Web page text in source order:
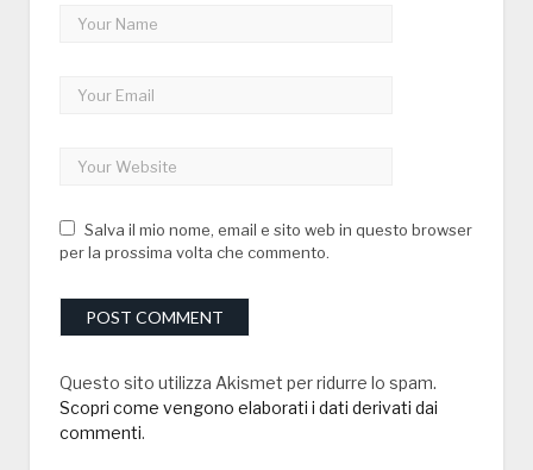
Salva il mio nome, email e sito web in questo browser
per la prossima volta che commento.
Questo sito utilizza Akismet per ridurre lo spam.
Scopri come vengono elaborati i dati derivati dai
commenti.